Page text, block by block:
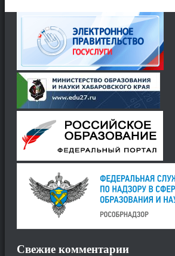
Свежие комментарии